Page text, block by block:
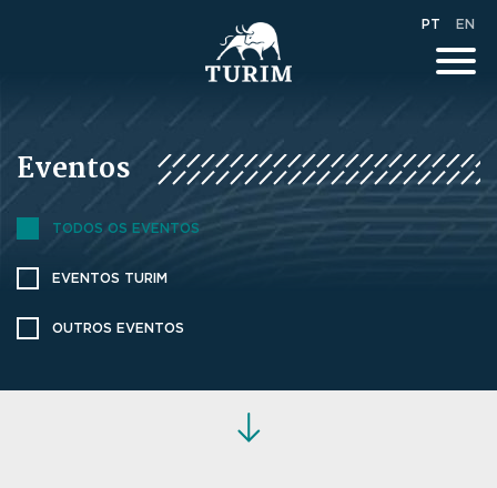
PT EN
Eventos
TODOS OS EVENTOS
EVENTOS TURIM
OUTROS EVENTOS